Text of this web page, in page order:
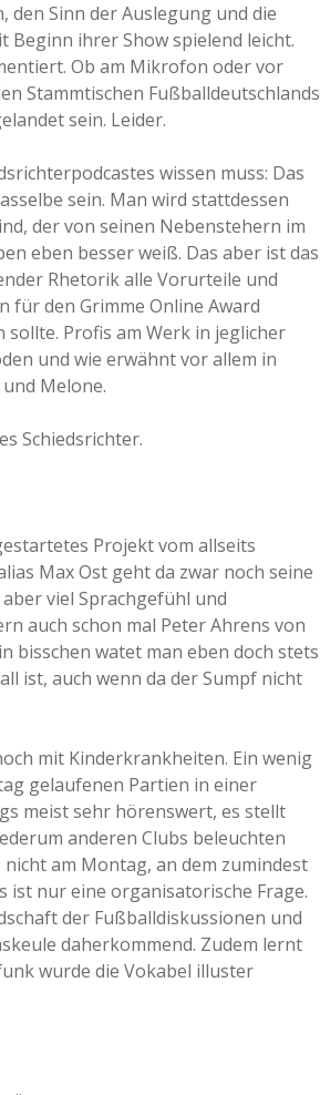
den Sinn der Auslegung und die
Beginn ihrer Show spielend leicht.
Ob am Mikrofon oder vor
Stammtischen Fußballdeutschlands
sein. Leider.
wissen muss: Das
sein. Man wird stattdessen
der von seinen Nebenstehern im
eben besser weiß. Das aber ist das
Rhetorik alle Vorurteile und
für den Grimme Online Award
Profis am Werk in jeglicher
und wie erwähnt vor allem in
Melone.
Schiedsrichter.
Projekt vom allseits
Max Ost geht da zwar noch seine
viel Sprachgefühl und
auch schon mal Peter Ahrens von
bisschen watet man eben doch stets
ist, auch wenn da der Sumpf nicht
mit Kinderkrankheiten. Ein wenig
gelaufenen Partien in einer
meist sehr hörenswert, es stellt
anderen Clubs beleuchten
am Montag, an dem zumindest
ist nur eine organisatorische Frage.
der Fußballdiskussionen und
daherkommend. Zudem lernt
wurde die Vokabel illuster